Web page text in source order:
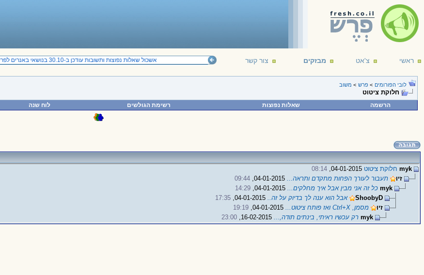
ראשי צ'אט מבזקים צור קשר אשכול שאלות נפוצות ותשובות עודכן ב-30.10 בנושאי באנרים לפרש. אתם מוזמנים להכנס.
לובי הפורומים > פרש > משוב
חלוקת ציטוט
הרשמה שאלות נפוצות רשימת הגולשים לוח שנה
myk חלוקת ציטוט
08:14
זיו
תעבור לעורך הפחות מתקדם ותראה...04-01-2015,
09:44
myk כל זה אני מבין אבל איך מחלקים...04-01-2015,
14:29
ShoobyD
אבל הוא ענה לך בדיוק על זה..04-01-2015,
17:35
זיו
מסמן, Ctrl+X ואז פותח ציטוט... 04-01-2015,
19:19
myk רק עכשיו ראיתי, בינתים תודה,...16-02-2015,
23:00